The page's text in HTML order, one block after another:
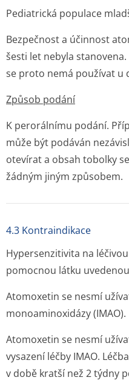
Pediatrická populace
Bezpečnost a účinnost
šesti let nebyla
se proto nemá používat u
Způsob podání
K perorálnímu podání.
může být podáván
otevírat a obsah tobolky
žádným jiným způsobem.
4.3 Kontraindikace
Hypersenzitivita na
pomocnou látku
Atomoxetin se nesmí
monoaminoxidázy (IMAO).
Atomoxetin se nesmí
vysazení léčby IMAO.
v době kratší než 2 týdny